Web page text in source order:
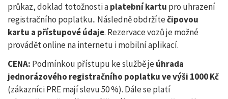
průkaz, doklad totožnosti aplatební kartu pro uhrazení
registračního poplatku.. Následně obdržítečipovou
kartu a přístupové údaje. Rezervace vozů je možné
provádět online na internetu i mobilní aplikací.
CENA: Podmínkou přístupu ke službě jeúhrada
jednorázového registračního poplatku ve výši 1000 Kč
(zákazníci PRE mají slevu 50 %). Dále se platí